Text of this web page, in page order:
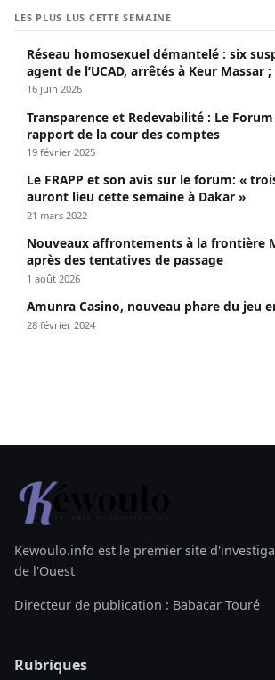
LES PLUS LUS CETTE SEMAINE
Réseau homosexuel démantelé : six
agent de l’UCAD, arrêtés à Keur Massar
propagé le VIH depuis 2018
16 juin 2026
Transparence et Redevabilité : Le
rapport de la cour des comptes
19 février 2025
Le FRAPP et son avis sur le forum: «
auront lieu cette semaine à Dakar »
21 mars 2022
Nouveaux affrontements à la frontière
après des tentatives de passage
1 août 2026
Amunra Casino, nouveau phare du jeu
28 février 2024
Kewoulo.info est le premier site
de l'Ouest
Directeur de publication : Babacar Touré
Rubriques